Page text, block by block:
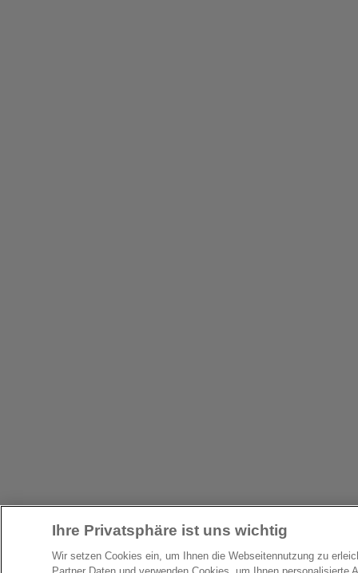
Ihre Privatsphäre ist uns wichtig
Wir setzen Cookies ein, um Ihnen die Webseitennutzung zu